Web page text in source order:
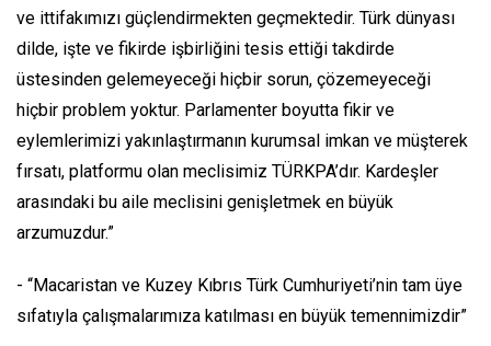
ve ittifakımızı güçlendirmekten geçmektedir. Türk dünyası
dilde, işte ve fikirde işbirliğini tesis ettiği takdirde
üstesinden gelemeyeceği hiçbir sorun, çözemeyeceği
hiçbir problem yoktur. Parlamenter boyutta fikir ve
eylemlerimizi yakınlaştırmanın kurumsal imkan ve müşterek
fırsatı, platformu olan meclisimiz TÜRKPA’dır. Kardeşler
arasındaki bu aile meclisini genişletmek en büyük
arzumuzdur.”
- “Macaristan ve Kuzey Kıbrıs Türk Cumhuriyeti’nin tam üye
sıfatıyla çalışmalarımıza katılması en büyük temennimizdir”